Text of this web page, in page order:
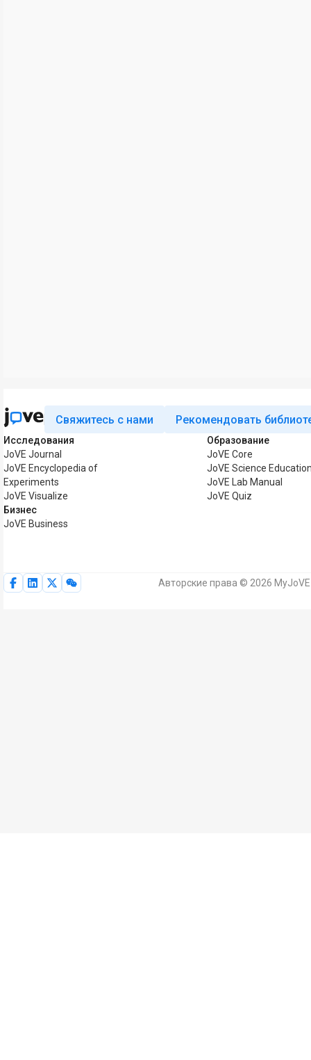
Свяжитесь с нами Рекомендовать
Исследования
JoVE Journal
JoVE Encyclopedia of
Experiments
JoVE Visualize
Бизнес
JoVE Business
Образование
JoVE Core
JoVE Science
JoVE Lab Manual
JoVE Quiz
Авторские права © 2026